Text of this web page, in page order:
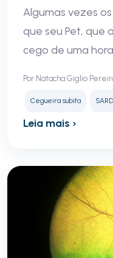
Algumas vezes
que seu Pet, que
cego de uma
Por Natacha Giglio
Cegueira subita
Leia mais ›